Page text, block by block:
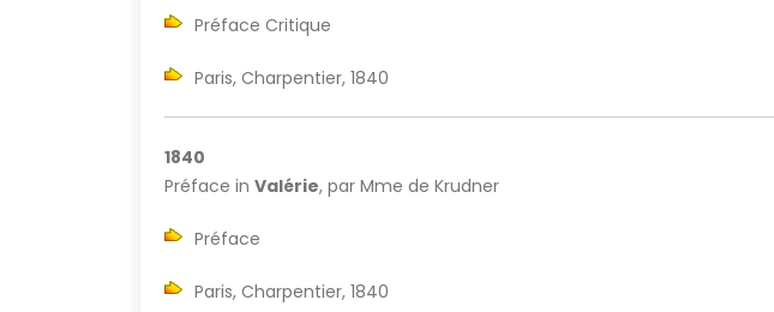
Préface Critique
Paris, Charpentier, 1840
1840
Préface in Valérie, par Mme de Krudner
Préface
Paris, Charpentier, 1840